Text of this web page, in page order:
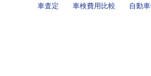
車査定
車検費用比較 自動